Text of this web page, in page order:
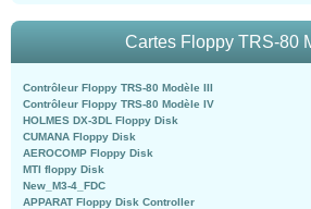
Cartes Floppy TRS-80
Contrôleur Floppy TRS-80 Modèle III
Contrôleur Floppy TRS-80 Modèle IV
HOLMES DX-3DL Floppy Disk
CUMANA Floppy Disk
AEROCOMP Floppy Disk
MTI floppy Disk
New_M3-4_FDC
APPARAT Floppy Disk Controller